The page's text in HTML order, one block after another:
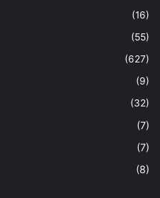
(16)
(55)
(627)
(9)
(32)
(7)
(7)
(8)